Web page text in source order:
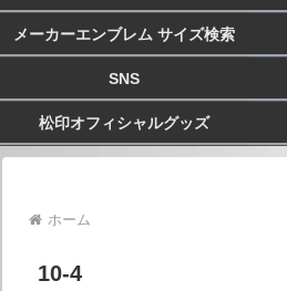
メーカーエンブレム サイズ検索
SNS
松印オフィシャルグッズ
ホーム
10-4